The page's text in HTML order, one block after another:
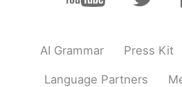
AI Grammar Press Kit
Language Partners